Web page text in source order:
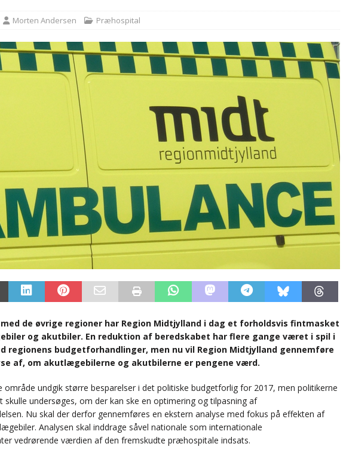
POLITI
BRANDVÆSEN
Morten Andersen Præhospital
de øvrige regioner har Region Midtjylland i dag et forholdsvis fintmasket
og akutbiler. En reduktion af beredskabet har flere gange været i spil i
regionens budgetforhandlinger, men nu vil Region Midtjylland gennemføre
af, om akutlægebilerne og akutbilerne er pengene værd.
undgik større besparelser i det politiske budgetforlig for 2017, men politikerne
skulle undersøges, om der kan ske en optimering og tilpasning af
Nu skal der derfor gennemføres en ekstern analyse med fokus på effekten af
Analysen skal inddrage såvel nationale som internationale
vedrørende værdien af den fremskudte præhospitale indsats.